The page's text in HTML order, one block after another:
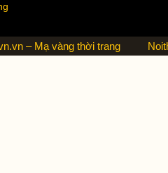
– Mạ vàng thời trang